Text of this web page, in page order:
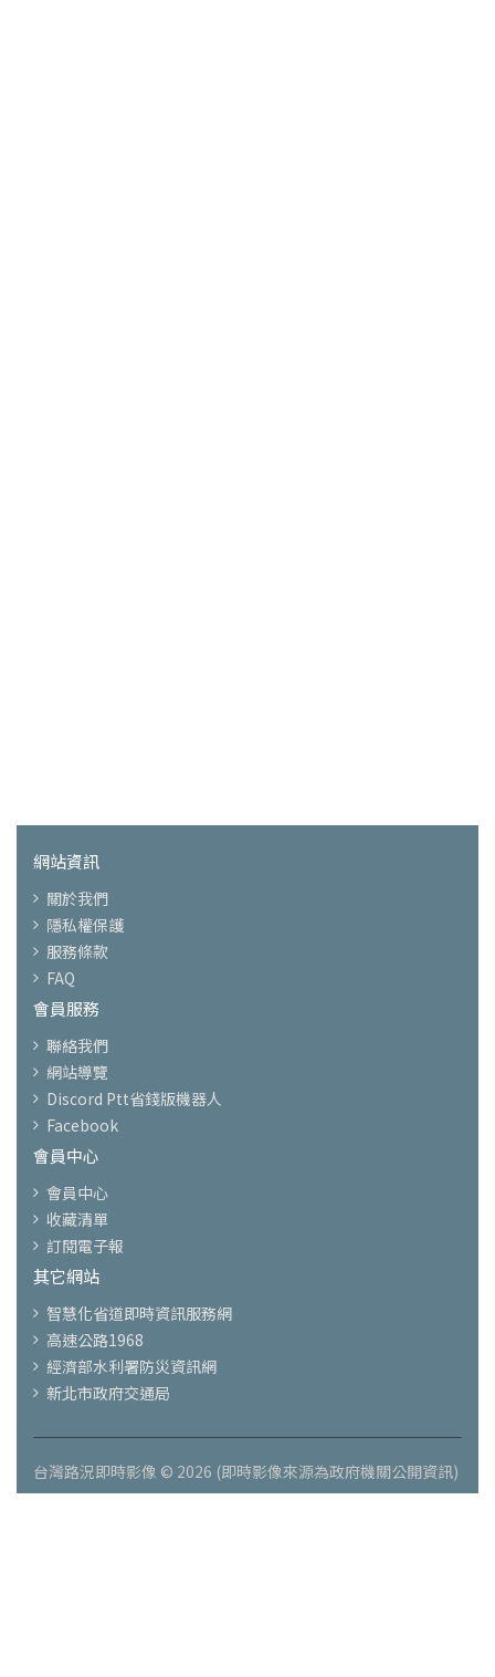
網站資訊
關於我們
隱私權保護
服務條款
FAQ
會員服務
聯絡我們
網站導覽
Discord Ptt省錢版機器人
Facebook
會員中心
會員中心
收藏清單
訂閱電子報
其它網站
智慧化省道即時資訊服務網
高速公路1968
經濟部水利署防災資訊網
新北市政府交通局
台灣路況即時影像 © 2026 (即時影像來源為政府機關公開資訊)